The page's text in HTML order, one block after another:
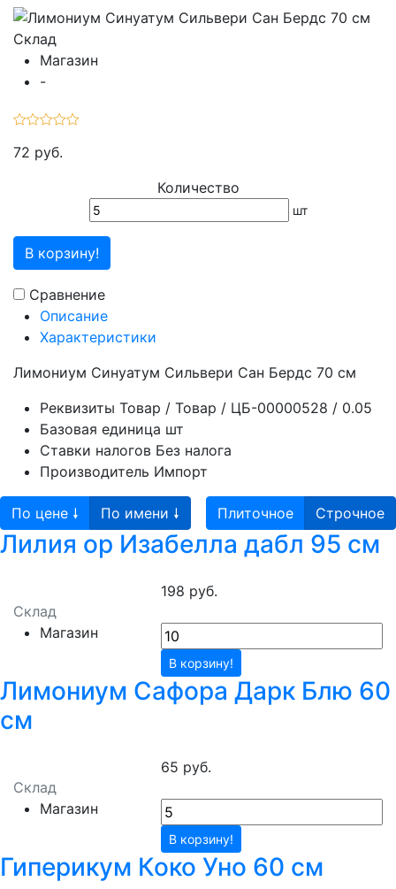
Склад
Магазин
-
72 руб.
Количество
шт
В корзину!
Сравнение
Описание
Характеристики
Лимониум Синуатум Сильвери Сан Бердс 70 см
Реквизиты Товар / Товар / ЦБ-00000528 / 0.05
Базовая единица шт
Ставки налогов Без налога
Производитель Импорт
По цене 🠗 По имени 🠗 Плиточное Строчное
Лилия ор Изабелла дабл 95 см
Склад
Магазин
198 руб.
В корзину!
Лимониум Сафора Дарк Блю 60
см
Склад
Магазин
65 руб.
В корзину!
Гиперикум Коко Уно 60 см